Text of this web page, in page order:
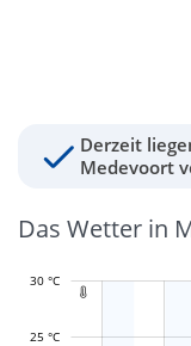
Derzeit
Medevoort
Das Wetter in

25 °C
30 °C